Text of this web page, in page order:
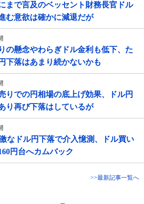
まで言及のベッセント財務長官ドル
む意欲は確かに減退だが
の懸念やわらぎドル金利も低下、た
下落はあまり続かないかも
りでの円相場の底上げ効果、ドル円
り再び下落はしているが
なドル円下落で介入憶測、ドル買い
円台へカムバック
>>最新記事一覧へ